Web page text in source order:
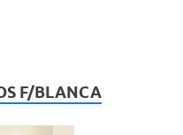
F/BLANCA